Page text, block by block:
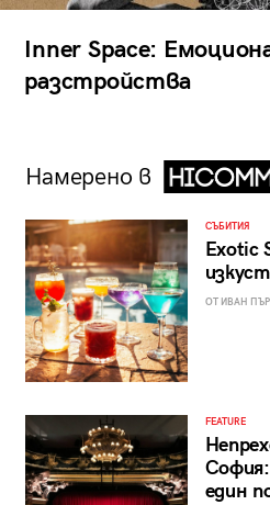
Inner Space:
разстройства
Намерено в
СЪБИТИЯ
Exotic
ОТ ИВАН
FEATURE
София:
един